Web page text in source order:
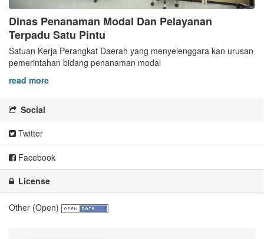
Dinas Penanaman Modal Dan Pelayanan
Terpadu Satu Pintu
Satuan Kerja Perangkat Daerah yang menyelenggara kan urusan
pemerintahan bidang penanaman modal
read more
Social
Twitter
Facebook
License
Other (Open)